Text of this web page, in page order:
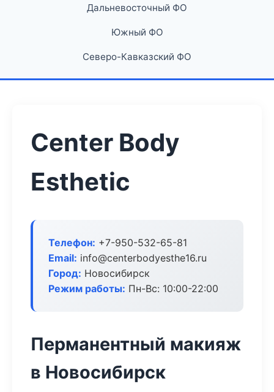
Дальневосточный ФО
Южный ФО
Северо-Кавказский ФО
Center Body
Esthetic
Телефон: +7-950-532-65-81
Email: info@centerbodyesthe16.ru
Город: Новосибирск
Режим работы: Пн-Вс: 10:00-22:00
Перманентный макияж
в Новосибирск